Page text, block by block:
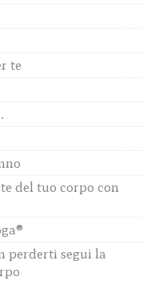
te
del tuo corpo con
perderti segui la